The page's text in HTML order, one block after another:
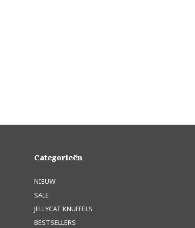
Categorieën
NIEUW
SALE
JELLYCAT KNUFFELS
BESTSELLERS